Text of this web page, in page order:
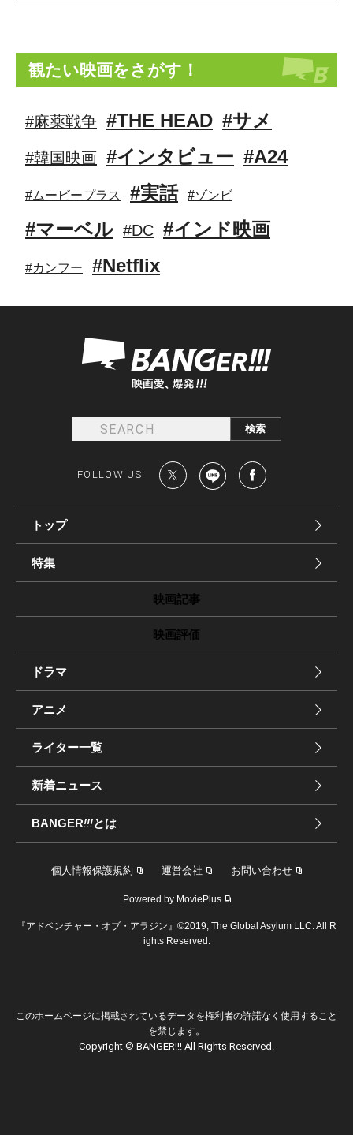
観たい映画をさがす！
#麻薬戦争 #THE HEAD #サメ
#韓国映画 #インタビュー #A24
#ムービープラス #実話 #ゾンビ
#マーベル #DC #インド映画
#カンフー #Netflix
FOLLOW US
トップ
特集
映画記事
映画評価
ドラマ
アニメ
ライター一覧
新着ニュース
BANGER!!!とは
個人情報保護規約 運営会社 お問い合わせ
Powered by MoviePlus
『アドベンチャー・オブ・アラジン』©2019, The Global Asylum LLC. All R
ights Reserved.
このホームページに掲載されているデータを権利者の許諾なく使用すること
を禁じます。
Copyright © BANGER!!! All Rights Reserved.